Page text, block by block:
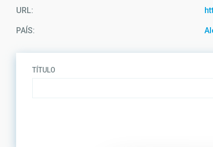
a
la
navegación
URL
PAÍS
TÍTULO